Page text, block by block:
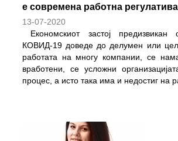
е современа работна регулатива
13-07-2020
Економскиот застој
КОВИД-19 доведе до делумен или
работата на многу компании, се
вработени, се усложни
процес, а исто така има и недостиг на